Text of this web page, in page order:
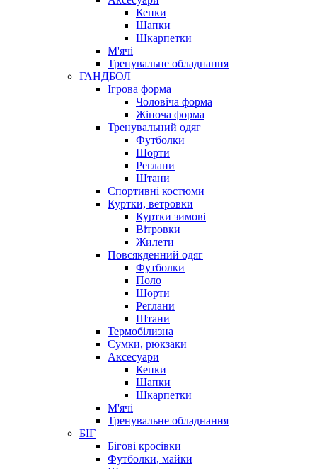
Кепки
Шапки
Шкарпетки
М'ячі
Тренувальне обладнання
ГАНДБОЛ
Ігрова форма
Чоловіча форма
Жіноча форма
Тренувальний одяг
Футболки
Шорти
Реглани
Штани
Спортивні костюми
Куртки, ветровки
Куртки зимові
Вітровки
Жилети
Повсякденний одяг
Футболки
Поло
Шорти
Реглани
Штани
Термобілизна
Сумки, рюкзаки
Аксесуари
Кепки
Шапки
Шкарпетки
М'ячі
Тренувальне обладнання
БІГ
Бігові кросівки
Футболки, майки